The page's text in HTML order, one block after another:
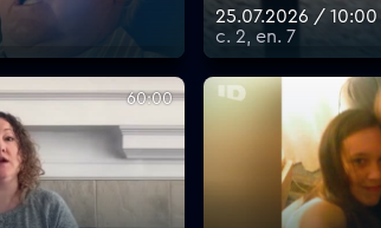
25.07.2026 / 10:00
с. 2, еп. 7
60:00